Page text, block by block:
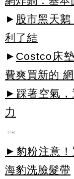
► 股市黑天
利了結
► Costco床
費爽買新的
►踩著空氣，
力
PR
►豹粉注意！
海豹洗臉髮帶